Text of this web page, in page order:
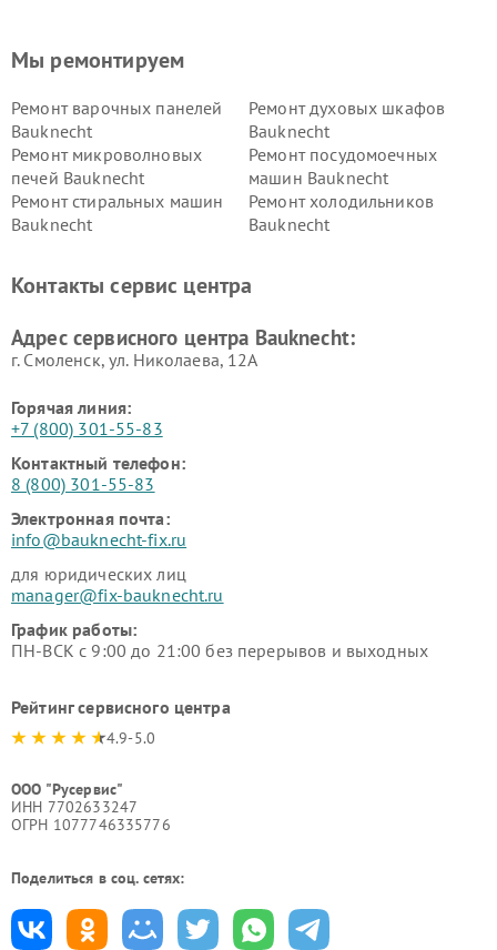
Мы ремонтируем
Ремонт варочных панелей
Bauknecht
Ремонт духовых шкафов
Bauknecht
Ремонт микроволновых
печей Bauknecht
Ремонт посудомоечных
машин Bauknecht
Ремонт стиральных машин
Bauknecht
Ремонт холодильников
Bauknecht
Контакты сервис центра
Адрес сервисного центра Bauknecht:
г. Смоленск, ул. Николаева, 12А
Горячая линия:
+7 (800) 301-55-83
Контактный телефон:
8 (800) 301-55-83
Электронная почта:
info@bauknecht-fix.ru
для юридических лиц
manager@fix-bauknecht.ru
График работы:
ПН-ВСК с 9:00 до 21:00 без перерывов и выходных
Рейтинг сервисного центра
4.9-5.0
ООО "Русервис"
ИНН 7702633247
ОГРН 1077746335776
Поделиться в соц. сетях: